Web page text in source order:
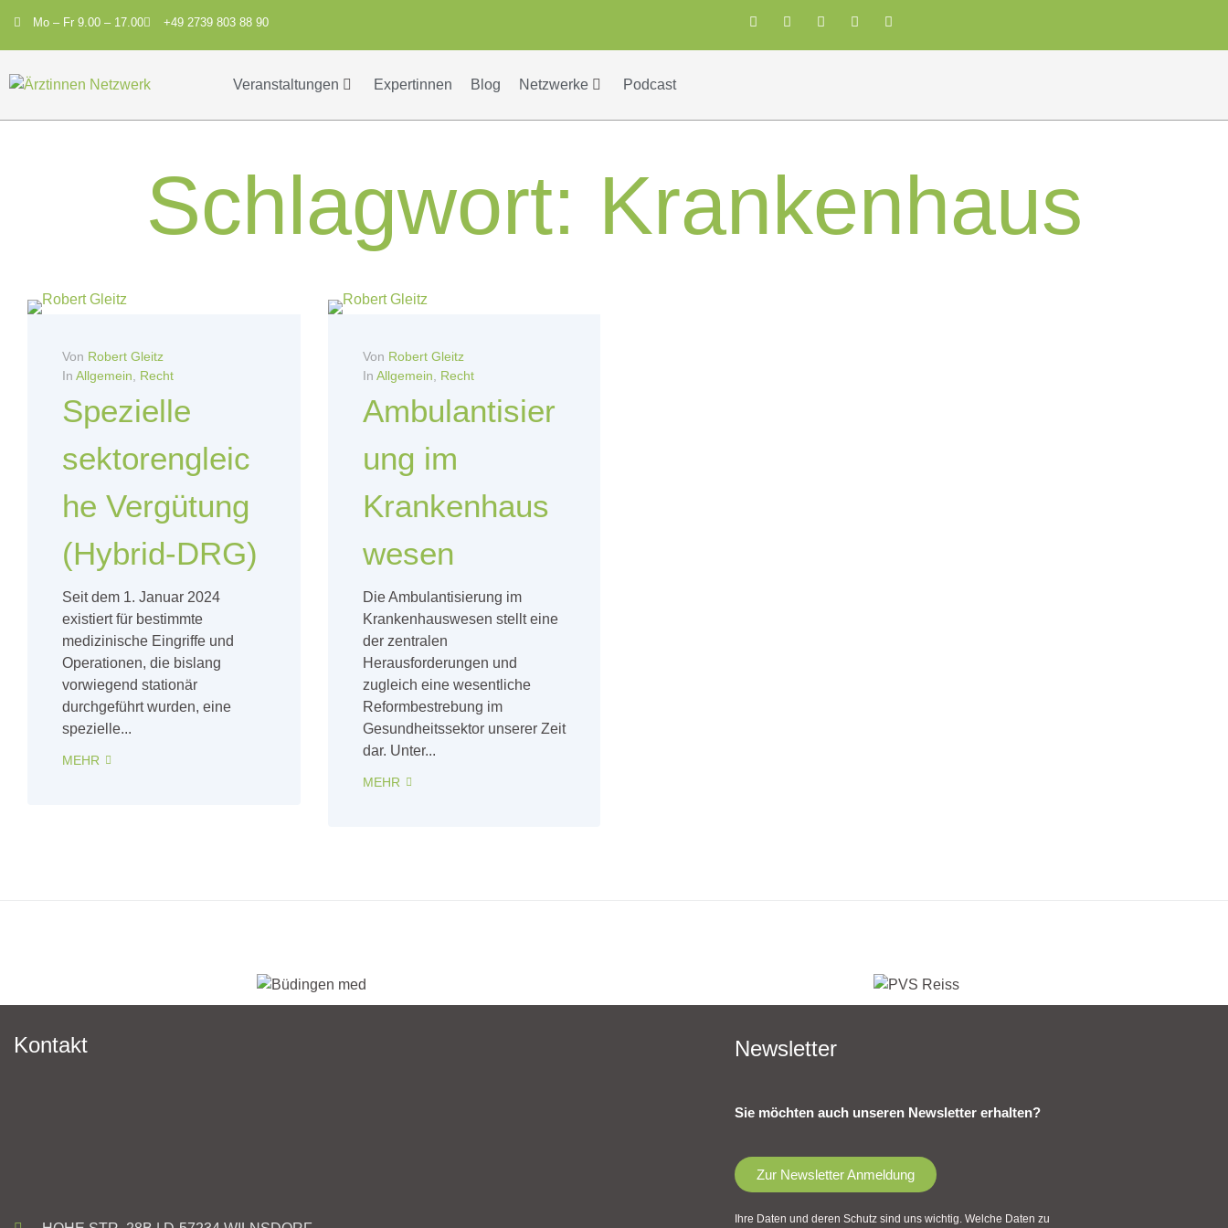
Mo – Fr 9.00 – 17.00 +49 2739 803 88 90
Veranstaltungen Expertinnen Blog Netzwerke Podcast
Schlagwort: Krankenhaus
Von Robert Gleitz
In Allgemein Recht
Spezielle
sektorengleic
he Vergütung
(Hybrid-DRG)
Seit dem 1. Januar 2024
existiert für bestimmte
medizinische Eingriffe und
Operationen, die bislang
vorwiegend stationär
durchgeführt wurden, eine
spezielle...
MEHR
Von Robert Gleitz
In Allgemein Recht
Ambulantisier
ung im
Krankenhaus
wesen
Die Ambulantisierung im
Krankenhauswesen stellt eine
der zentralen
Herausforderungen und
zugleich eine wesentliche
Reformbestrebung im
Gesundheitssektor unserer Zeit
dar. Unter...
MEHR
Kontakt Newsletter
Sie möchten auch unseren Newsletter erhalten?
Zur Newsletter Anmeldung
Ihre Daten und deren Schutz sind uns wichtig. Welche Daten zu